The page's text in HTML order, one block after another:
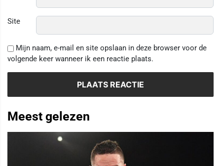
Site
Mijn naam, e-mail en site opslaan in deze browser voor de
volgende keer wanneer ik een reactie plaats.
Meest gelezen